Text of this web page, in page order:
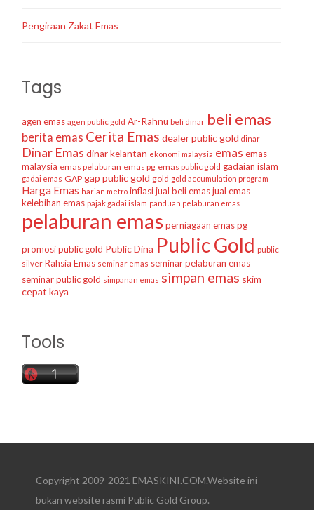
Pengiraan Zakat Emas
Tags
agen emas agen public gold Ar-Rahnu beli dinar beli emas
berita emas Cerita Emas dealer public gold dinar
Dinar Emas dinar kelantan ekonomi malaysia emas emas
malaysia emas pelaburan emas pg emas public gold gadaian islam
gadai emas GAP gap public gold gold gold accumulation program
Harga Emas harian metro inflasijual beli emasjual emas
kelebihan emas pajak gadai islam panduan pelaburan emas
pelaburan emas perniagaan emaspg
promosi public gold Public Dina Public Gold public
silver Rahsia Emas seminar emas seminar pelaburan emas
seminar public gold simpanan emas simpan emas skim
cepat kaya
Tools
Copyright 2009-2021 EMASKINI.COM.Website ini
bukan website rasmi Public Gold Group.